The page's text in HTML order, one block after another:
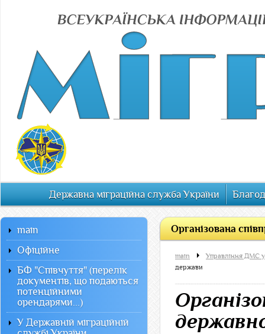
Державна міграційна служба України
Організована
main
Управління ДМС у
держави
main
Офiцiйне
БФ "Співчуття" (перелік
документів, що подаються
потенційними
орендарями...)
У Державній міграційній